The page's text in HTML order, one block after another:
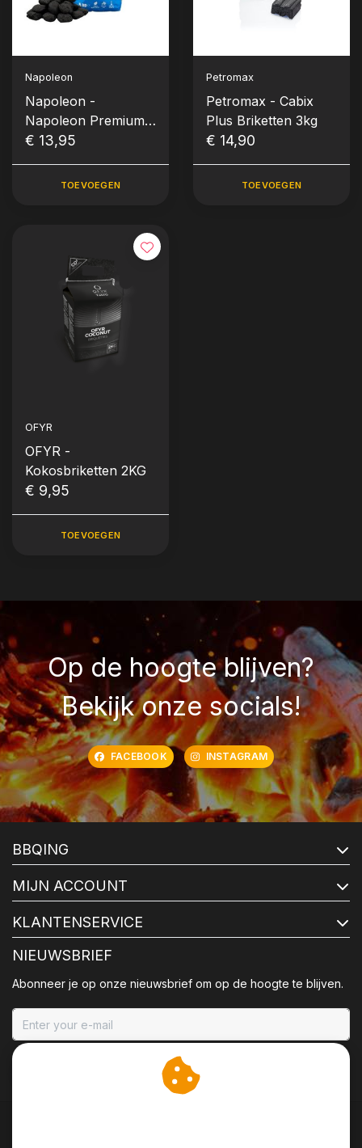
Napoleon
Napoleon -
Napoleon Premium
Grillbriketten, 5kg
€ 13,95
TOEVOEGEN
Petromax
Petromax - Cabix
Plus Briketten 3kg
€ 14,90
TOEVOEGEN
OFYR
OFYR -
Kokosbriketten 2KG
€ 9,95
TOEVOEGEN
Op de hoogte blijven?
Bekijk onze socials!
FACEBOOK INSTAGRAM
BBQING
MIJN ACCOUNT
KLANTENSERVICE
NIEUWSBRIEF
Abonneer je op onze nieuwsbrief om op de hoogte te blijven.